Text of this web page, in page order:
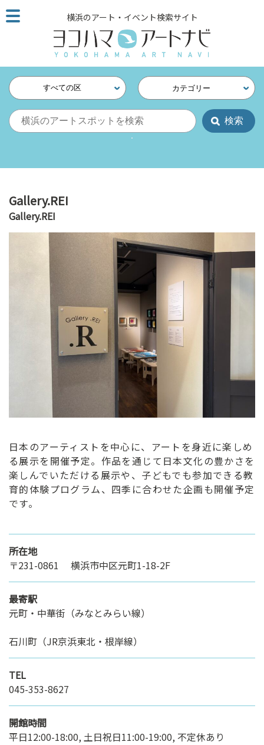
こ
の
ジ
そ
ま
ジ
へ
体
ッ
横浜のアート・イベント検索サイト
すべての区 カテゴリー
Gallery.REI
Gallery.REI
日本のアーティストを中心に、アートを身近に楽しめ
る展示を開催予定。 ​作品を通じて日本文化の豊かさを
楽しんでいただける展示や、子どもでも参加できる教
育的体験プログラム、四季に合わせた企画も開催予定
です。
所在地
〒231-0861 横浜市中区元町1-18-2F
最寄駅
元町・中華街（みなとみらい線）
石川町（JR京浜東北・根岸線）
TEL
045-353-8627
開館時間
平日12:00-18:00, 土日祝日11:00-19:00, 不定休あり